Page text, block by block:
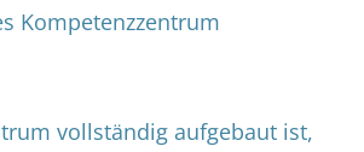
Kompetenzzentrum
vollständig aufgebaut ist,